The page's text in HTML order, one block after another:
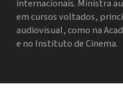
internacionais. Ministra
em cursos voltados,
audiovisual, como na
e no Instituto de Cinema.